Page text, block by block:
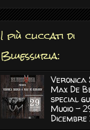
I più cliccati di
Bluessuria:
Veronica
Max De
special
Muoio -
Dicembre